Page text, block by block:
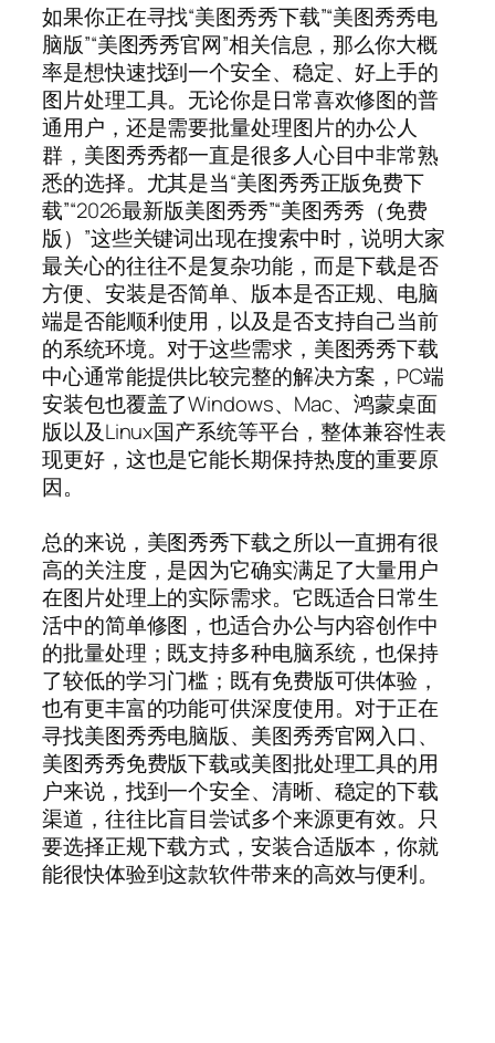
如果你正在寻找“美图秀秀下载”“美图秀秀电
脑版”“美图秀秀官网”相关信息，那么你大概
率是想快速找到一个安全、稳定、好上手的
图片处理工具。无论你是日常喜欢修图的普
通用户，还是需要批量处理图片的办公人
群，美图秀秀都一直是很多人心目中非常熟
悉的选择。尤其是当“美图秀秀正版免费下
载”“2026最新版美图秀秀”“美图秀秀（免费
版）”这些关键词出现在搜索中时，说明大家
最关心的往往不是复杂功能，而是下载是否
方便、安装是否简单、版本是否正规、电脑
端是否能顺利使用，以及是否支持自己当前
的系统环境。对于这些需求，美图秀秀下载
中心通常能提供比较完整的解决方案，PC端
安装包也覆盖了Windows、Mac、鸿蒙桌面
版以及Linux国产系统等平台，整体兼容性表
现更好，这也是它能长期保持热度的重要原
因。
总的来说，美图秀秀下载之所以一直拥有很
高的关注度，是因为它确实满足了大量用户
在图片处理上的实际需求。它既适合日常生
活中的简单修图，也适合办公与内容创作中
的批量处理；既支持多种电脑系统，也保持
了较低的学习门槛；既有免费版可供体验，
也有更丰富的功能可供深度使用。对于正在
寻找美图秀秀电脑版、美图秀秀官网入口、
美图秀秀免费版下载或美图批处理工具的用
户来说，找到一个安全、清晰、稳定的下载
渠道，往往比盲目尝试多个来源更有效。只
要选择正规下载方式，安装合适版本，你就
能很快体验到这款软件带来的高效与便利。